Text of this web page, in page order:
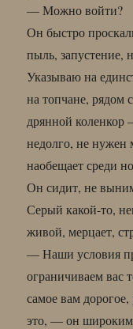
— Можно войти?
Он быстро
пыль, запустение,
Указываю на
на топчане,
дрянной коленкор
недолго, не нужен
наобещает среди
Он сидит, не
Серый какой-то,
живой, мерцает,
— Наши условия
ограничиваем вас
самое вам
это, — он широким